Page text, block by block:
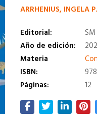
ARRHENIUS, INGELA P.
Editorial:
SM
Año de edición:
Materia
ISBN:
Páginas:
12